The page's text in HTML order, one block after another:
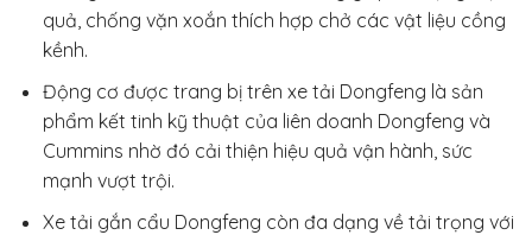
quả, chống vặn xoắn thích hợp chở các vật liệu cồng
kềnh.
Động cơ được trang bị trên xe tải Dongfeng là sản
phẩm kết tinh kỹ thuật của liên doanh Dongfeng và
Cummins nhờ đó cải thiện hiệu quả vận hành, sức
mạnh vượt trội.
Xe tải gắn cẩu Dongfeng còn đa dạng về tải trọng với